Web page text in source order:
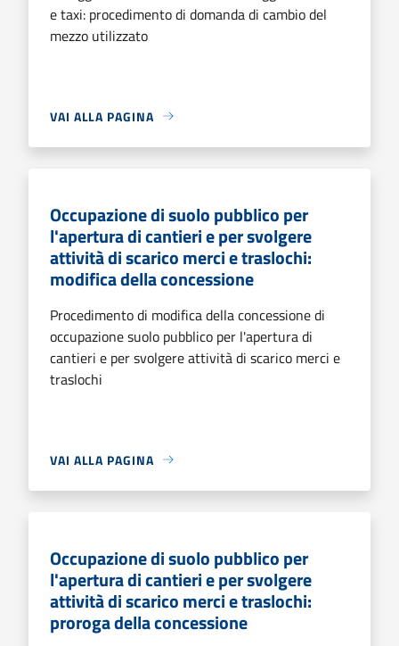
e taxi: procedimento di domanda di cambio del
mezzo utilizzato
VAI ALLA PAGINA
Occupazione di suolo pubblico per
l'apertura di cantieri e per svolgere
attività di scarico merci e traslochi:
modifica della concessione
Procedimento di modifica della concessione di
occupazione suolo pubblico per l'apertura di
cantieri e per svolgere attività di scarico merci e
traslochi
VAI ALLA PAGINA
Occupazione di suolo pubblico per
l'apertura di cantieri e per svolgere
attività di scarico merci e traslochi:
proroga della concessione